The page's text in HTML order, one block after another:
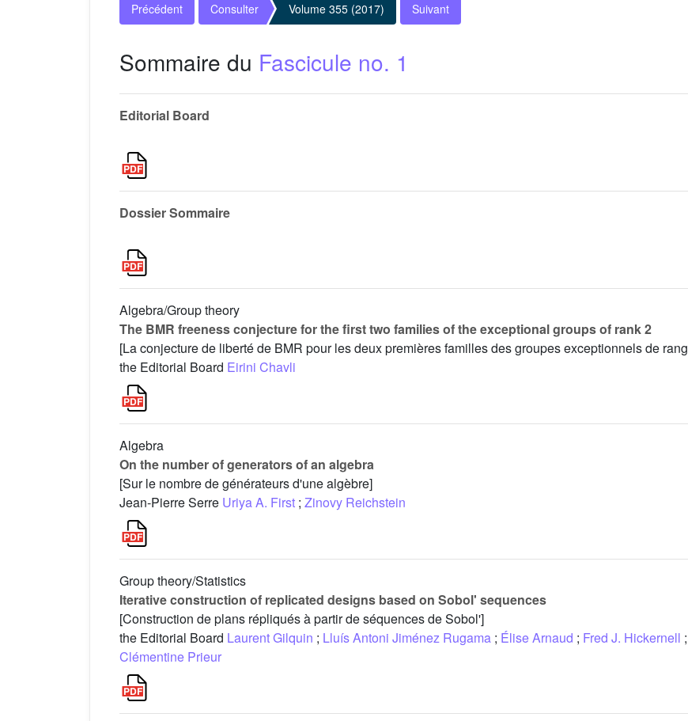
Précédent Consulter Volume 355 (2017) Suivant
Sommaire du Fascicule no. 1
Editorial Board
Dossier Sommaire
Algebra/Group theory
The BMR freeness conjecture for the first two families of the exceptional groups of rank 2
[La conjecture de liberté de BMR pour les deux premières familles des groupes exceptionnels de
the Editorial Board Eirini Chavli
Algebra
On the number of generators of an algebra
[Sur le nombre de générateurs d'une algèbre]
Jean-Pierre Serre Uriya A. First ; Zinovy Reichstein
Group theory/Statistics
Iterative construction of replicated designs based on Sobol' sequences
[Construction de plans répliqués à partir de séquences de Sobol']
the Editorial Board Laurent Gilquin ; Lluís Antoni Jiménez Rugama ; Élise Arnaud ; Fred J. Hickernell ;
Clémentine Prieur